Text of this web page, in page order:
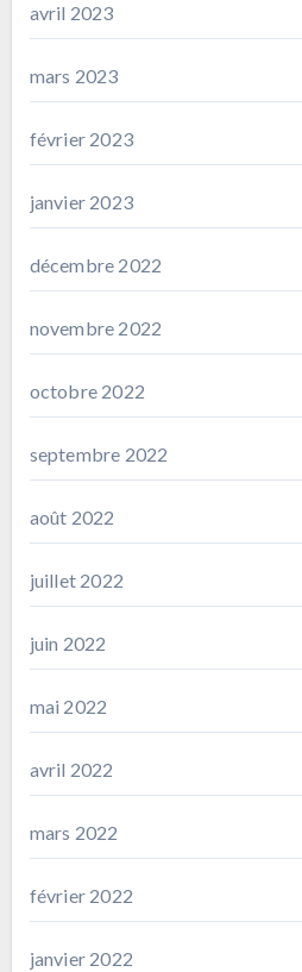
avril 2023
mars 2023
février 2023
janvier 2023
décembre 2022
novembre 2022
octobre 2022
septembre 2022
août 2022
juillet 2022
juin 2022
mai 2022
avril 2022
mars 2022
février 2022
janvier 2022